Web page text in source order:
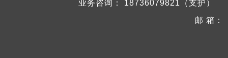
业务咨询：
18736079821（支护）
邮 箱：